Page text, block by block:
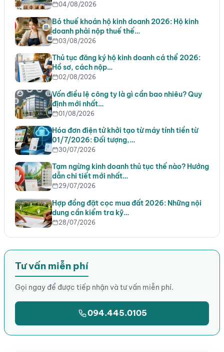
04/08/2026
Bỏ thuế khoán hộ kinh doanh 2026: Hộ kinh
doanh phải nộp thuế thế…
03/08/2026
Thủ tục đăng ký hộ kinh doanh cá thể 2026:
Hồ sơ, cách nộp…
02/08/2026
Vốn điều lệ công ty là gì cần bao nhiêu? Quy
định mới nhất…
01/08/2026
Hóa đơn điện tử khởi tạo từ máy tính tiền từ
01/7/2026: Đối tượng,…
30/07/2026
Tạm ngừng kinh doanh thủ tục thế nào? Hướng
dẫn chi tiết mới nhất…
29/07/2026
Hợp đồng đặt cọc mua đất 2026: Những nội
dung cần kiểm tra kỹ…
28/07/2026
Tư vấn miễn phí
Gọi ngay để được tiếp nhận và tư vấn miễn phí.
094.445.0105